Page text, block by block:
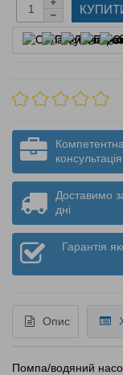
Компетентна
консультація
Доставимо
дні
Гарантія
Опис
Помпа/водяний